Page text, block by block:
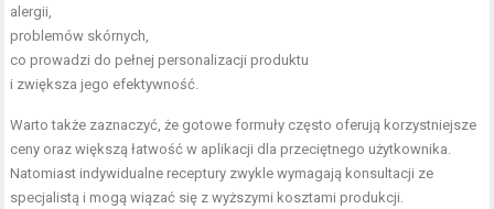
alergii,
problemów skórnych,
co prowadzi do pełnej personalizacji produktu
i zwiększa jego efektywność.
Warto także zaznaczyć, że gotowe formuły często oferują korzystniejsze
ceny oraz większą łatwość w aplikacji dla przeciętnego użytkownika.
Natomiast indywidualne receptury zwykle wymagają konsultacji ze
specjalistą i mogą wiązać się z wyższymi kosztami produkcji.